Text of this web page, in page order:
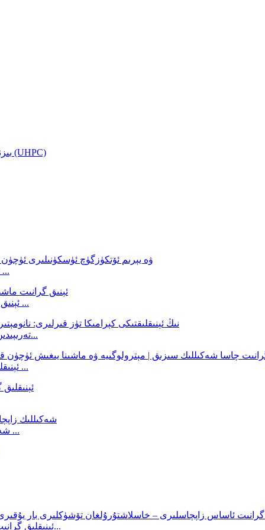
بىزنىڭ ئىقتىدارىمىز — ئۇلترا يۇقىرى ئىقتىدارلىق بېتون (UHPC)
C ئۈچۈن ئىنتايىن ئېنىق قارا گرانىت كۆۋرۈك قۇرۇلمىسى ...
ئېنىق گرانىت ماشىنا ئاساسى — گانترى ئۇسلۇبىدىكى قۇرۇلما ...
ZHHIMG® تەرىپىدىن ئىشلەنگەن ئېنىق كېرامىك تۈز قىر: ئىنژېنېر...
ZHHIMG® ئېنىقلىق گرانىت چاسا | قارا گرانىت ئۈچ بۇلۇڭلۇق ...
T شەكىللىك C شەكىللىك ئېنىق قارا گرانىت ماشىنا ئاساسى ...
ZHHIMG® ئېنىقلىق گرانىت ئاساس زاپچاسلىرى – يۇقىرى زىچلىقتىكى...